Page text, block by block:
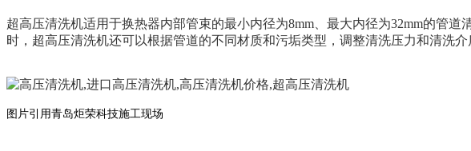
超高压清洗机适用于换热器内部管束的最小内径为8mm、最大内径为32mm的管
时，超高压清洗机还可以根据管道的不同材质和污垢类型，调整清洗压力和清洗介
图片引用青岛炬荣科技施工现场